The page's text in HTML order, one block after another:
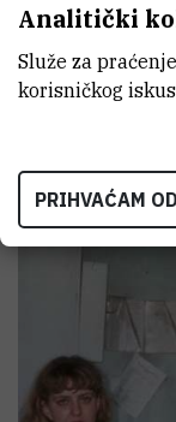
Maija Čiš
Dražen Lovrić
Gordana Gadanji
Analitički
Služe za
korisničkog
PRIHVAĆAM